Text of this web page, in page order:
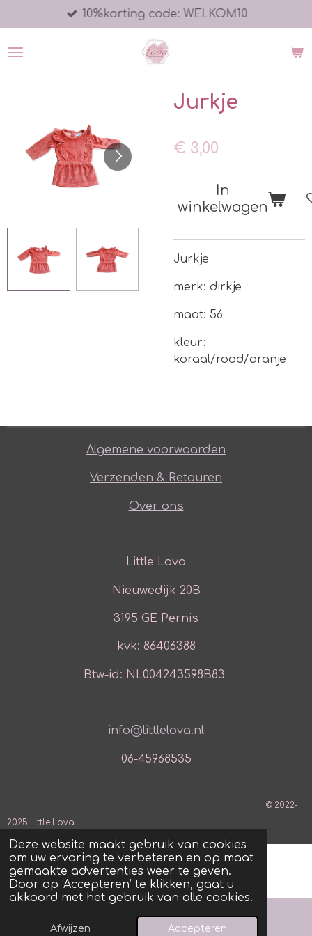
Deze website maakt gebruik van cookies
om uw ervaring te verbeteren en op maat
gemaakte advertenties weer te geven.
Door op ‘Accepteren’ te klikken, gaat u
akkoord met het gebruik van alle cookies.
Afwijzen Accepteren
direct
naar
10%korting code: WELKOM10
Jurkje
€ 3,00
In
winkelwagen
Jurkje
merk: dirkje
maat: 56
kleur:
koraal/rood/oranje
Algemene voorwaarden
Verzenden & Retouren
Over ons
Little Lova
Nieuwedijk 20B
3195 GE Pernis
kvk: 86406388
Btw-id: NL004243598B83
info@littlelova.nl
06-45968535
© 2022-
2025 Little Lova
E-mailadres